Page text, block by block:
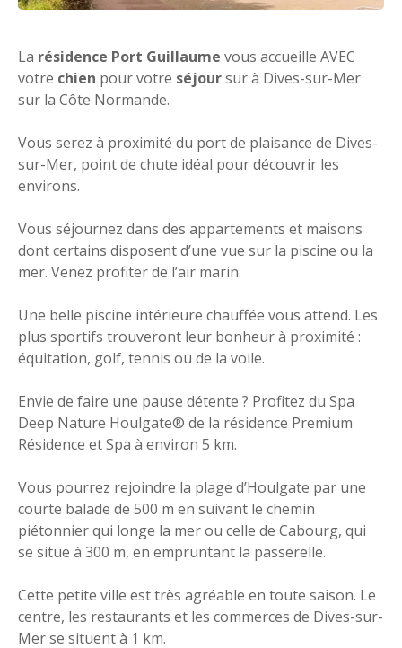
La résidence Port Guillaume vous accueille AVEC
votre chien pour votre séjoursur à Dives-sur-Mer
sur la Côte Normande.
Vous serez à proximité du port de plaisance de Dives-
sur-Mer, point de chute idéal pour découvrir les
environs.
Vous séjournez dans des appartements et maisons
dont certains disposent d’une vue sur la piscine ou la
mer. Venez profiter de l’air marin.
Une belle piscine intérieure chauffée vous attend. Les
plus sportifs trouveront leur bonheur à proximité :
équitation, golf, tennis ou de la voile.
Envie de faire une pause détente ? Profitez du Spa
Deep Nature Houlgate® de la résidence Premium
Résidence et Spa à environ 5 km.
Vous pourrez rejoindre la plage d’Houlgate par une
courte balade de 500 m en suivant le chemin
piétonnier qui longe la mer ou celle de Cabourg, qui
se situe à 300 m, en empruntant la passerelle.
Cette petite ville est très agréable en toute saison. Le
centre, les restaurants et les commerces de Dives-sur-
Mer se situent à 1 km.